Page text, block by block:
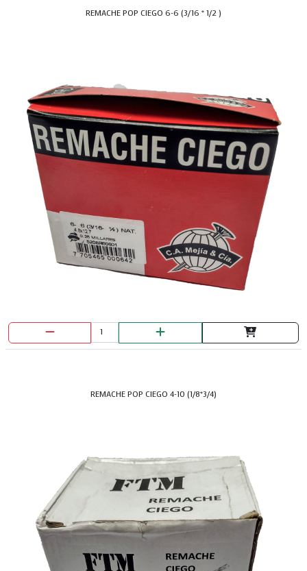
DISCO DE TRONZADORA 14" TRICRAFT IMDICO
DISCO DIAMAN. 7" CONT. HOPEX
REMACHE POP CIEGO 6-6 (3/16 * 1/2 )
REMACHE POP CIEGO 4-10 (1/8*3/4)